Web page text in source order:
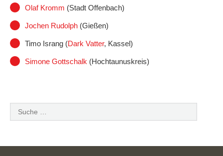
Olaf Kromm (Stadt Offenbach)
Jochen Rudolph (Gießen)
Timo Israng (Dark Vatter, Kassel)
Simone Gottschalk (Hochtaunuskreis)